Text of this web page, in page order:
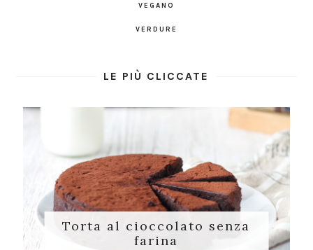
VEGANO
VERDURE
LE PIÙ CLICCATE
Torta al cioccolato senza
farina